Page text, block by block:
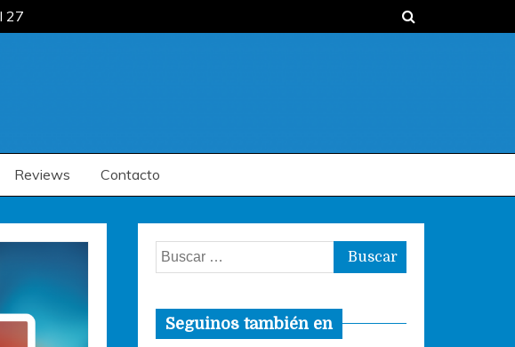
de
Reviews Contacto
Buscar:
Seguinos también en